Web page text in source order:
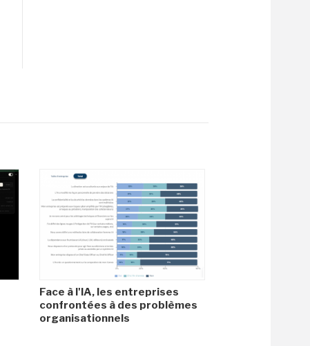
Face à l'IA, les entreprises
confrontées à des problèmes
organisationnels